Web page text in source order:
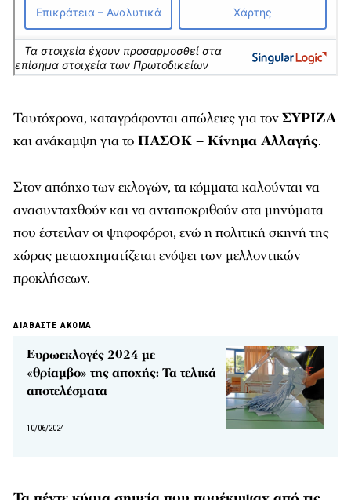
Ταυτόχρονα, καταγράφονται απώλειες για τονΣΥΡΙΖΑ
και ανάκαμψη για το ΠΑΣΟΚ – Κίνημα Αλλαγής.
Στον απόηχο των εκλογών, τα κόμματα καλούνται να
ανασυνταχθούν και να ανταποκριθούν στα μηνύματα
που έστειλαν οι ψηφοφόροι, ενώ η πολιτική σκηνή της
χώρας μετασχηματίζεται ενόψει των μελλοντικών
προκλήσεων.
ΔΙΑΒΑΣΤΕ ΑΚΟΜΑ
Ευρωεκλογές 2024 με
«θρίαμβο» της αποχής: Τα τελικά
αποτελέσματα
10/06/2024